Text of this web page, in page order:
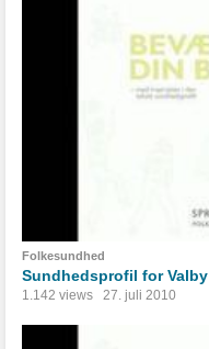
Folkesundhed
Sundhedsprofil for Valby
1.142 views 27. juli 2010